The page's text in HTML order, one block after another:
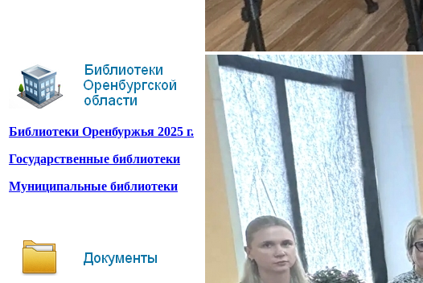
Библиотеки Оренбуржья 2025 г.
Государственные библиотеки
Муниципальные библиотеки